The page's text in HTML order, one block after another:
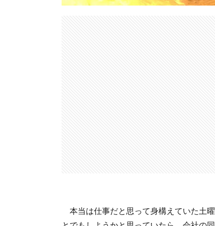
本当は仕事だと思って身構えていた土